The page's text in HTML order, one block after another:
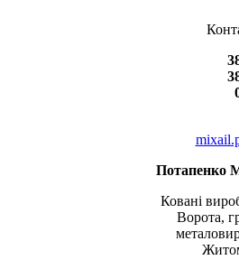
Потапенко
Ковані
Ворота,